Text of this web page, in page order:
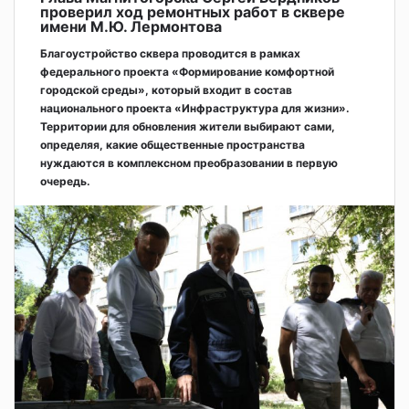
проверил ход ремонтных работ в сквере
имени М.Ю. Лермонтова
Благоустройство сквера проводится в рамках
федерального проекта «Формирование комфортной
городской среды», который входит в состав
национального проекта «Инфраструктура для жизни».
Территории для обновления жители выбирают сами,
определяя, какие общественные пространства
нуждаются в комплексном преобразовании в первую
очередь.